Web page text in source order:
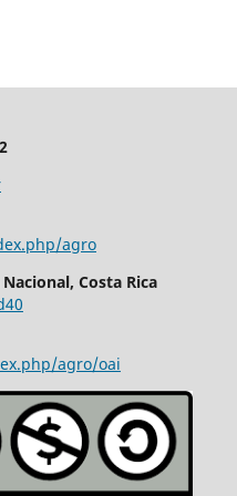
agro
Costa Rica
agro/oai